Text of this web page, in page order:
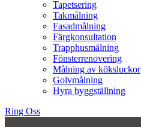
Tapetsering
Takmålning
Fasadmålning
Färgkonsultation
Trapphusmålning
Fönsterrenovering
Målning av köksluckor
Golvmålning
Hyra byggställning
Ring Oss